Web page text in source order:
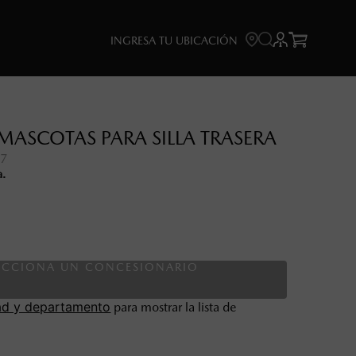
INGRESA TU UBICACIÓN 
PARA SILLA TRASERA
UN CONCESIONARIO
y departamento para mostrar la lista de